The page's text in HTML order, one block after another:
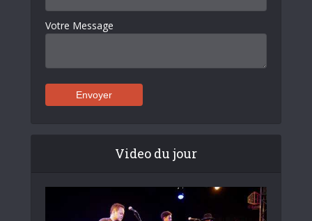
Votre Message
Video du jour